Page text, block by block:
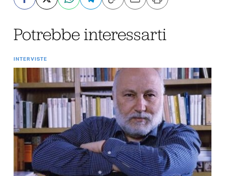
Potrebbe interessarti
INTERVISTE